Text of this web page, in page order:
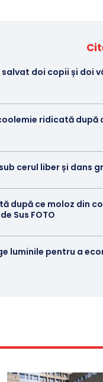
salvat doi copii și doi
ridicată după
cerul liber și dans
după ce moloz din
Sus FOTO
luminile pentru a